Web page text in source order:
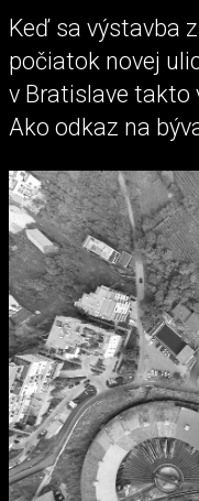
Keď sa výstavba
počiatok novej
v Bratislave takto
Ako odkaz na